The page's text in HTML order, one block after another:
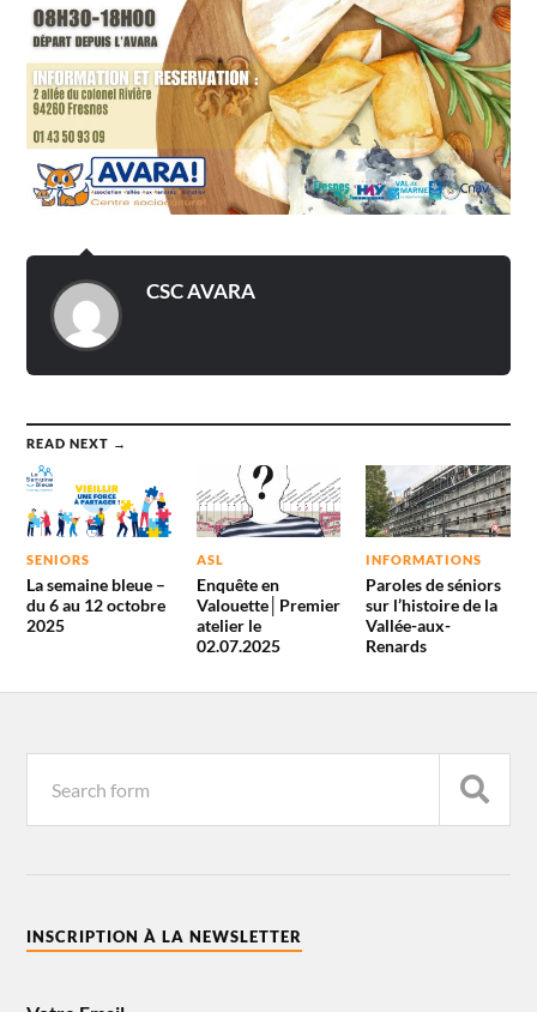
CSC AVARA
READ NEXT →
SENIORS
La semaine bleue –
du 6 au 12 octobre
2025
ASL
Enquête en
Valouette│Premier
atelier le
02.07.2025
INFORMATIONS
Paroles de séniors
sur l’histoire de la
Vallée-aux-
Renards
INSCRIPTION À LA NEWSLETTER